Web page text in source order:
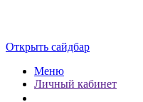
Открыть сайдбар
Меню
Личный кабинет